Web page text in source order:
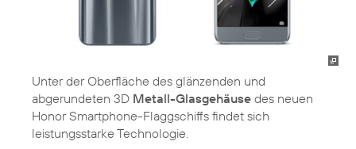
Unter der Oberfläche des glänzenden und
abgerundeten 3D Metall-Glasgehäuse des neuen
Honor Smartphone-Flaggschiffs findet sich
leistungsstarke Technologie.